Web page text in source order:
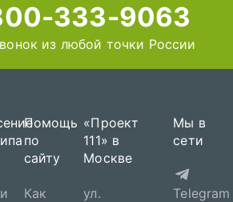
333-9063
из любой точки России
Помощь
по
сайту
Как
«Проект
111» в
Москве
ул.
Мы в
сети
Telegram